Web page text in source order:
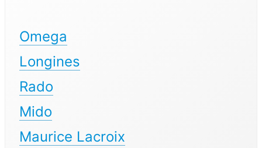
Omega
Longines
Rado
Mido
Maurice Lacroix